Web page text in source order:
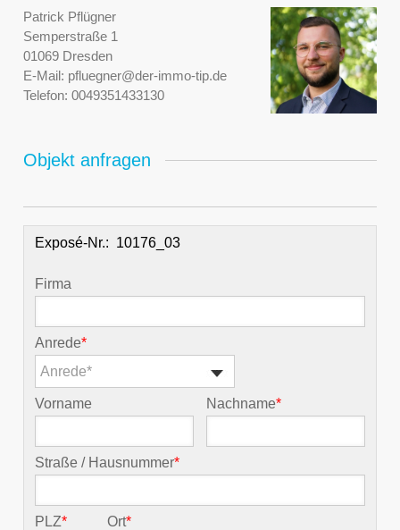
Patrick Pflügner
Semperstraße 1
01069 Dresden
E-Mail: pfluegner@der-immo-tip.de
Telefon: 0049351433130
Objekt anfragen
Exposé-Nr.:
Firma
Anrede*
Anrede*
Vorname Nachname*
Straße / Hausnummer*
PLZ* Ort*